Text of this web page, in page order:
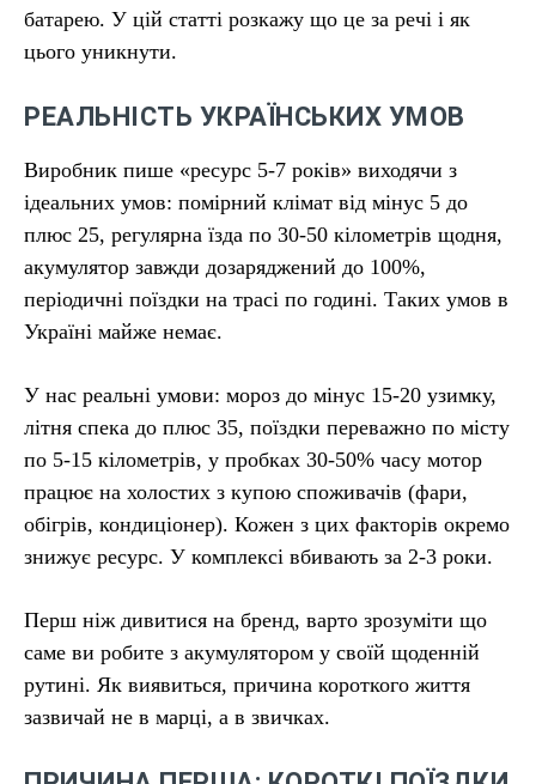
батарею. У цій статті розкажу що це за речі і як
цього уникнути.
РЕАЛЬНІСТЬ УКРАЇНСЬКИХ УМОВ
Виробник пише «ресурс 5-7 років» виходячи з
ідеальних умов: помірний клімат від мінус 5 до
плюс 25, регулярна їзда по 30-50 кілометрів щодня,
акумулятор завжди дозаряджений до 100%,
періодичні поїздки на трасі по годині. Таких умов в
Україні майже немає.
У нас реальні умови: мороз до мінус 15-20 узимку,
літня спека до плюс 35, поїздки переважно по місту
по 5-15 кілометрів, у пробках 30-50% часу мотор
працює на холостих з купою споживачів (фари,
обігрів, кондиціонер). Кожен з цих факторів окремо
знижує ресурс. У комплексі вбивають за 2-3 роки.
Перш ніж дивитися на бренд, варто зрозуміти що
саме ви робите з акумулятором у своїй щоденній
рутині. Як виявиться, причина короткого життя
зазвичай не в марці, а в звичках.